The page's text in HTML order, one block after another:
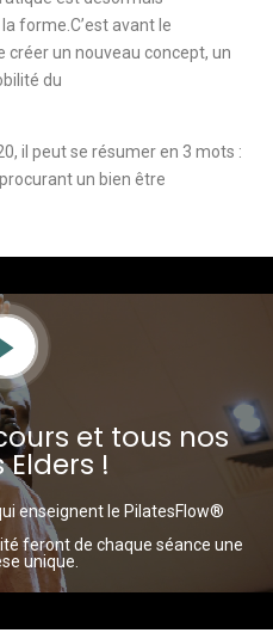
forme.C’est avant le
créer un nouveau concept, un
du
il peut se résumer en 3 mots :
un bien être
et tous nos
!
enseignent le PilatesFlow®
feront de chaque séance une
unique.